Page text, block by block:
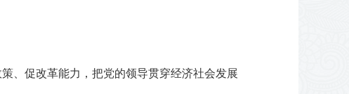
、促改革能力，把党的领导贯穿经济社会发展